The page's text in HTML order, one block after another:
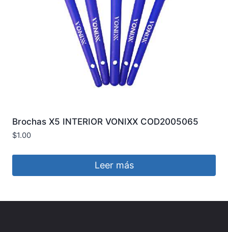
Brochas X5 INTERIOR VONIXX COD2005065
$1.00
Leer más